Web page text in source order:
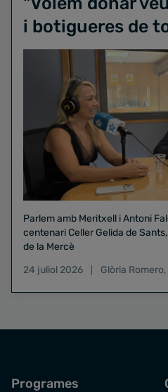
i botigueres de
Parlem amb Meritxell i Antoni
centenari Celler Gelida de Sants, que enguany faran el pregó
de la Mercè
24 juliol 2026
Glòria Romero,
Programes